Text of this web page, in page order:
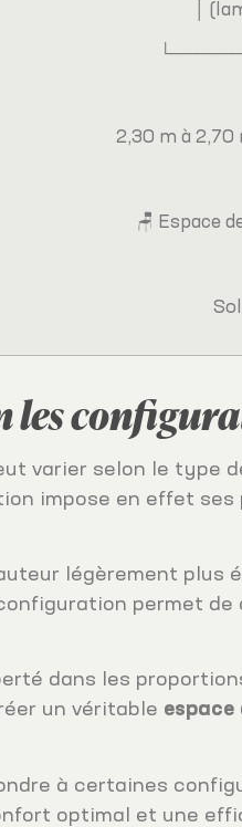
│
2,30 m à 2,70
🪑 Espace
Sol
les
varier selon le type
impose en effet
légèrement plus
permet
dans les
un véritable espace
à certaines
optimal et une